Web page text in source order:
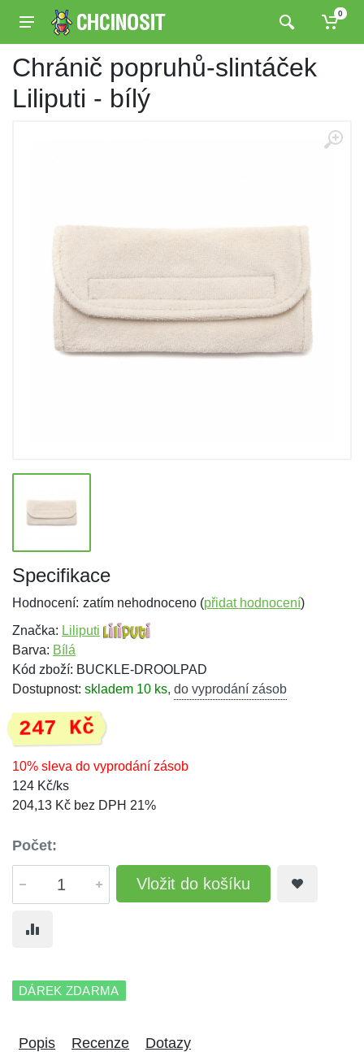
0
Chránič popruhů-slintáček
Liliputi - bílý
Specifikace
Hodnocení: zatím nehodnoceno (přidat hodnocení)
Značka: Liliputi
Barva: Bílá
Kód zboží: BUCKLE-DROOLPAD
Dostupnost: skladem 10 ks, do vyprodání zásob
247 Kč
10% sleva do vyprodání zásob
124 Kč/ks
204,13 Kč bez DPH 21%
Počet:
Vložit do košíku
DÁREK ZDARMA
Popis Recenze Dotazy